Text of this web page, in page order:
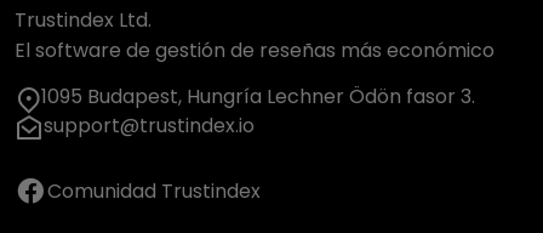
Trustindex Ltd.
El software de gestión de reseñas más económico
1095 Budapest, Hungría Lechner Ödön fasor 3.
support@trustindex.io
Comunidad Trustindex